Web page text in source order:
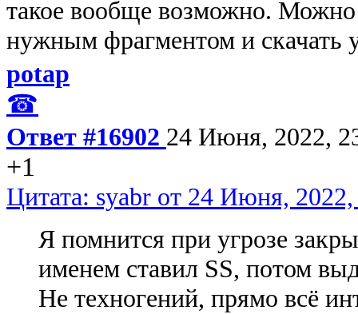
такое вообще возможно. Можно
нужным фрагментом и скачать
potap
☎
Ответ #16902 24 Июня, 2022,
+1
Цитата: syabr от 24 Июня,
Я помнится при угрозе
именем ставил SS, потом
Не техногений, прямо всё